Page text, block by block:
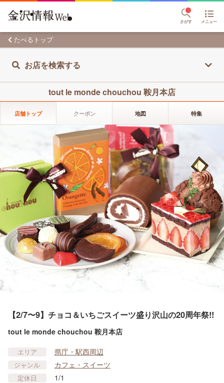
さがす メニュー
たべるトップ
お店を検索する
tout le monde chouchou 鞍月本店
店舗トップ クーポン 地図 特集
【2/7〜9】チョコ＆いちごスイーツ盛り沢山の20周年祭!!
tout le monde chouchou 鞍月本店
エリア 県庁・駅西周辺
ジャンル カフェ・スイーツ
定休日 1/1